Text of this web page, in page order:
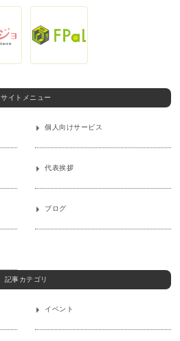
サイトメニュー
個人向けサービス
代表挨拶
ブログ
記事カテゴリ
イベント